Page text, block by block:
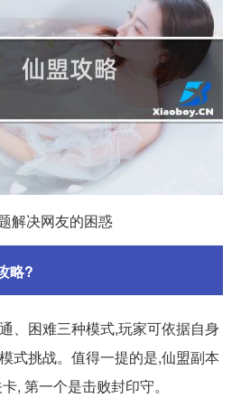
解决网友的困惑
略?
、困难三种模式,玩家可依据自身
式挑战。值得一提的是,仙盟副本
, 第一个是击败封印守。